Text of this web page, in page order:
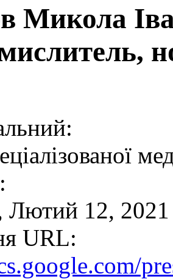
Микола
Лютий 12, 2021
URL: